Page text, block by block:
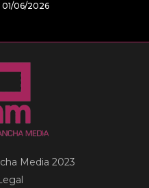
01/06/2026
Media 2023